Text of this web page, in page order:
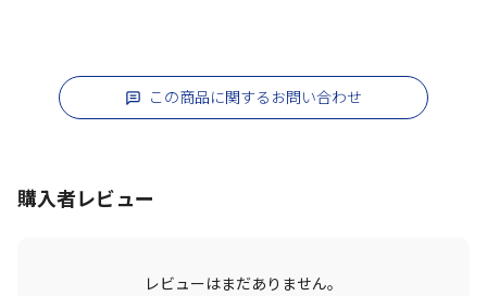
この商品に関するお問い合わせ
購入者レビュー
レビューはまだありません。